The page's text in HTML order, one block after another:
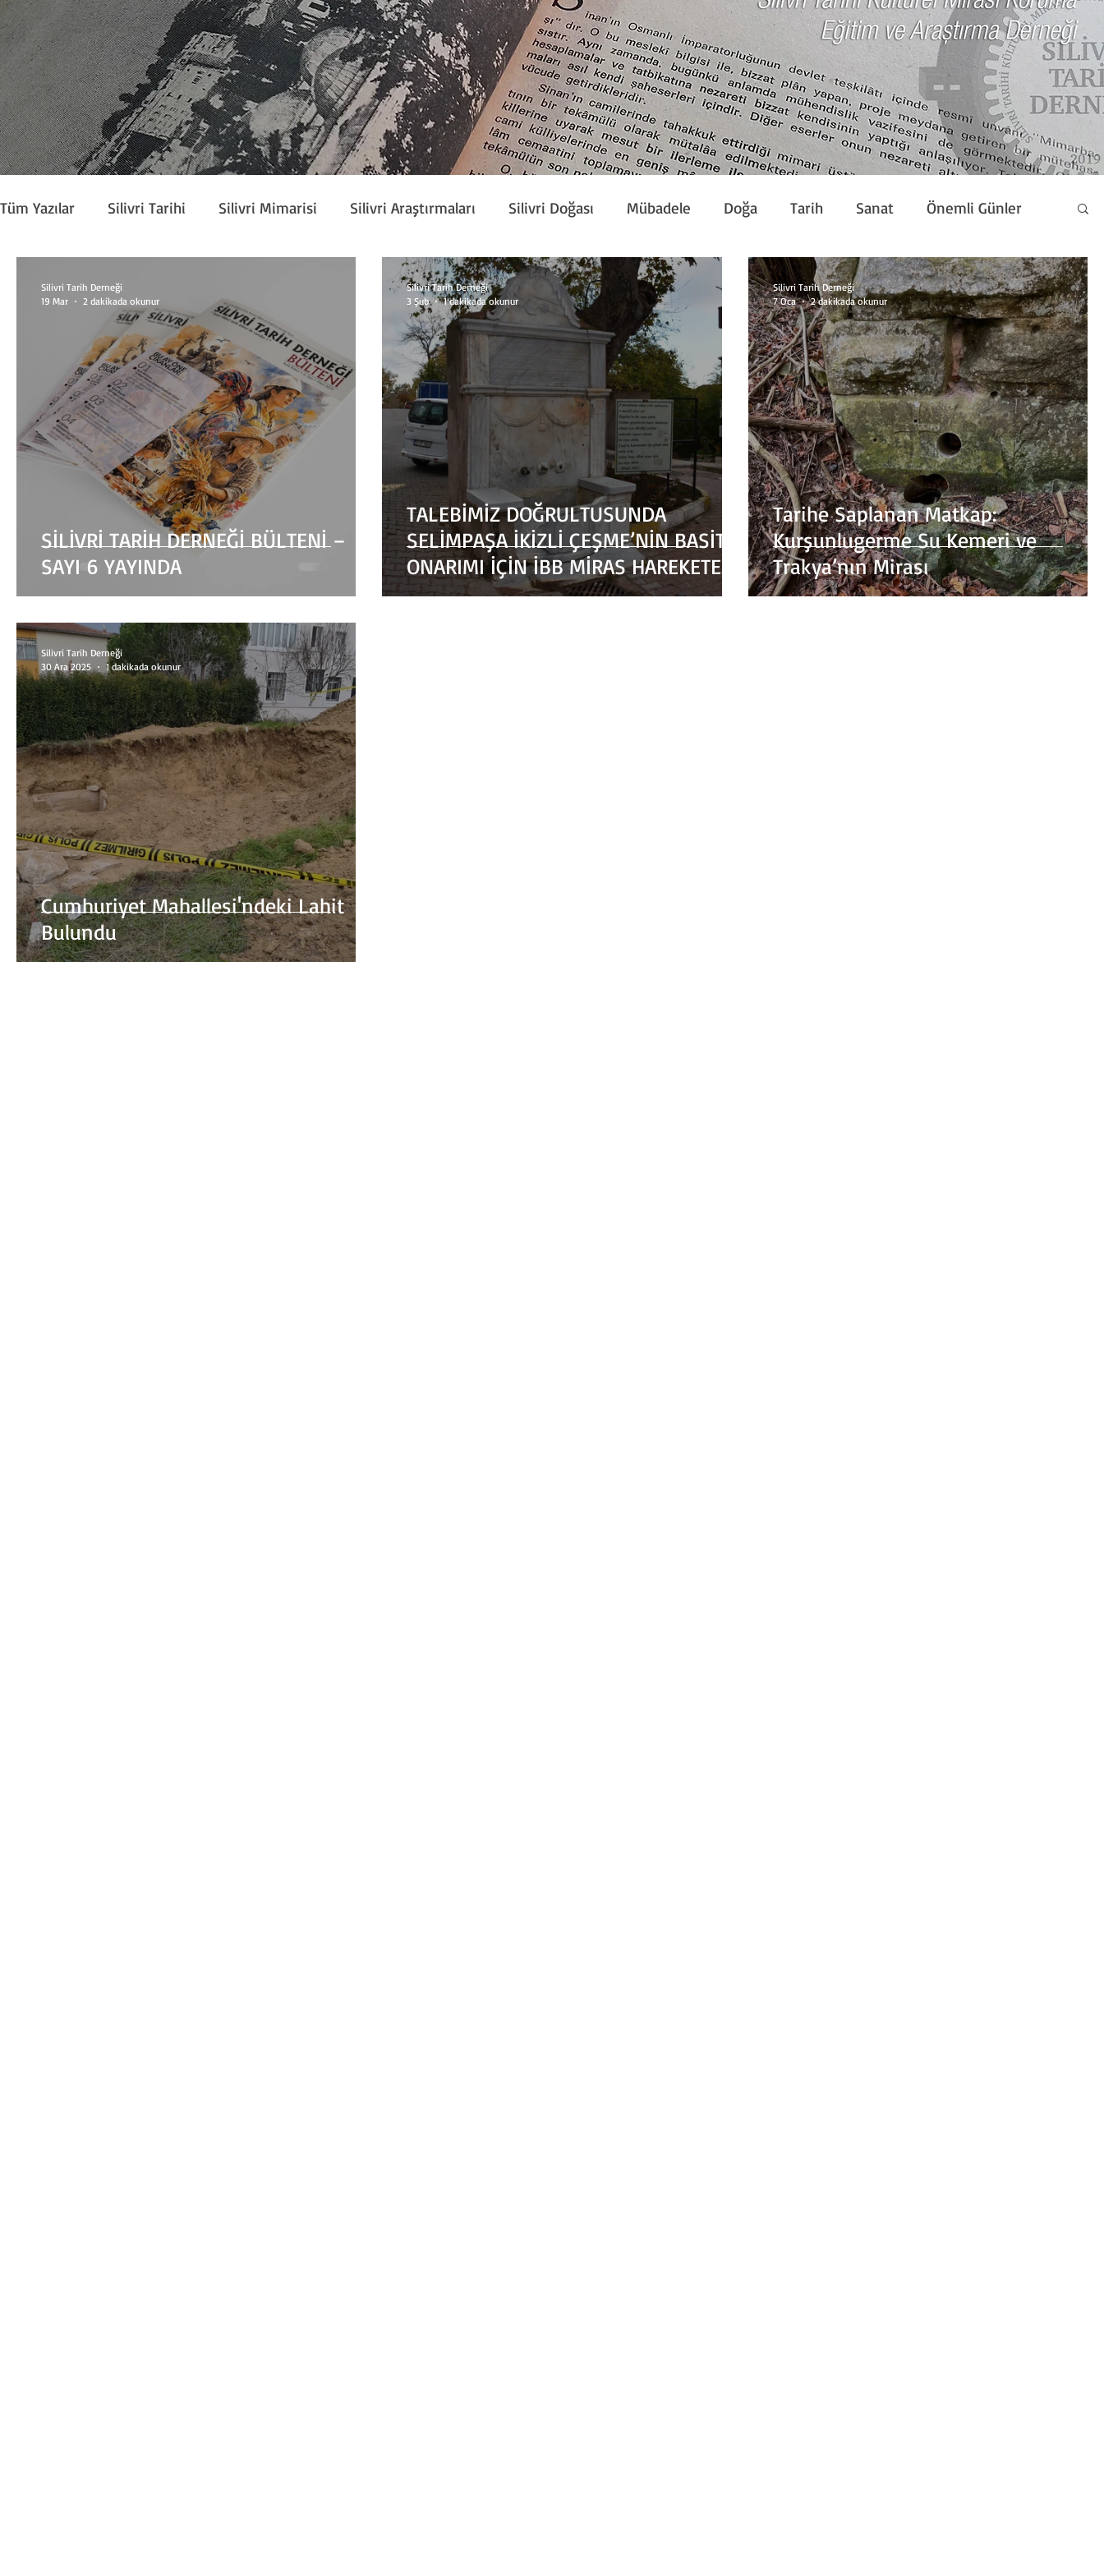
Tüm Yazılar Silivri Tarihi Silivri Mimarisi Silivri Araştırmaları Silivri Doğası Mübadele Doğa Tarih Sanat Önemli Günler
Etkinlik Silivri Çalışmaları Sivil Toplum
SİLİVRİ TARİH DERNEĞİ BÜLTENİ –
SAYI 6 YAYINDA
Silivri Tarih Derneği
19 Mar
2 dakikada okunur
TALEBİMİZ DOĞRULTUSUNDA
SELİMPAŞA İKİZLİ ÇEŞME’NİN BASİT
ONARIMI İÇİN İBB MİRAS HAREKETE
GEÇİYOR
Silivri Tarih Derneği
3 Şub
1 dakikada okunur
Tarihe Saplanan Matkap:
Kurşunlugerme Su Kemeri ve
Trakya’nın Mirası
Silivri Tarih Derneği
7 Oca
2 dakikada okunur
Cumhuriyet Mahallesi'ndeki Lahit
Bulundu
Silivri Tarih Derneği
30 Ara 2025
1 dakikada okunur